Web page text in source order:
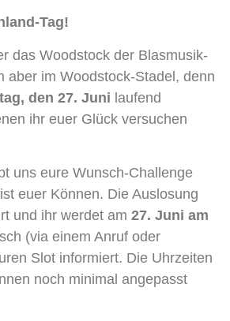
Tag!
das Woodstock der Blasmusik-
aber im Woodstock-Stadel, denn
den 27. Juni laufend
ihr euer Glück versuchen
uns eure Wunsch-Challenge
euer Können. Die Auslosung
und ihr werdet am 27. Juni am
(via einem Anruf oder
Slot informiert. Die Uhrzeiten
noch minimal angepasst